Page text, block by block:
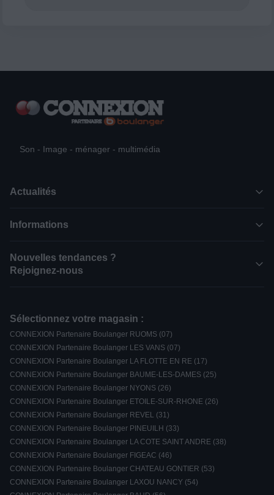
Son - Image - ménager - multimédia
Actualités
Informations
Nouvelles tendances ?
Rejoignez-nous
Sélectionnez votre magasin :
CONNEXION Partenaire Boulanger RUOMS (07)
CONNEXION Partenaire Boulanger LES VANS (07)
CONNEXION Partenaire Boulanger LA FLOTTE EN RE (17)
CONNEXION Partenaire Boulanger BAUME-LES-DAMES (25)
CONNEXION Partenaire Boulanger NYONS (26)
CONNEXION Partenaire Boulanger ETOILE-SUR-RHONE (26)
CONNEXION Partenaire Boulanger REVEL (31)
CONNEXION Partenaire Boulanger PINEUILH (33)
CONNEXION Partenaire Boulanger LA COTE SAINT ANDRE (38)
CONNEXION Partenaire Boulanger FIGEAC (46)
CONNEXION Partenaire Boulanger CHATEAU GONTIER (53)
CONNEXION Partenaire Boulanger LAXOU NANCY (54)